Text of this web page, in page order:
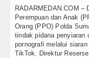
RADARMEDAN.COM –
Perempuan dan Anak
Orang (PPO) Polda
tindak pidana penyiaran
pornografi melalui
TikTok. Direktur